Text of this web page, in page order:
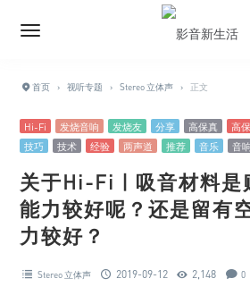
首页 › 视听专题 › Stereo 立体声 › 正文
Hi-Fi 发烧音响 发烧友 分享 高保真 高
技巧
技术 经验 两声道 推荐 音乐 音响
关于Hi-Fi | 吸音材料是
能力较好呢？还是留有
力较好？
Stereo 立体声 2019-09-12 2,148 0